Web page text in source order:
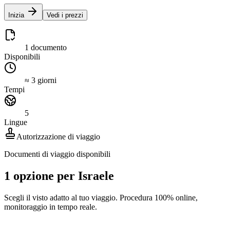
Inizia Vedi i prezzi
1 documento
Disponibili
≈ 3 giorni
Tempi
5
Lingue
Autorizzazione di viaggio
Documenti di viaggio disponibili
1 opzione per Israele
Scegli il visto adatto al tuo viaggio. Procedura 100% online,
monitoraggio in tempo reale.